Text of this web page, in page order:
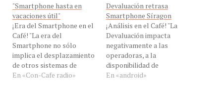
"Smartphone hasta en
vacaciones útil"
¡Era del Smartphone en el
Café! "La era del
Smartphone no sólo
implica el desplazamiento
de otros sistemas de
computo, están cambiando
En «Con-Cafe radio»
Devaluación retrasa
Smartphone Síragon
¡Análisis en el Café! "La
Devaluación impacta
negativamente a las
operadoras, a la
disponibilidad de
smartphone y retrasa la
En «android»